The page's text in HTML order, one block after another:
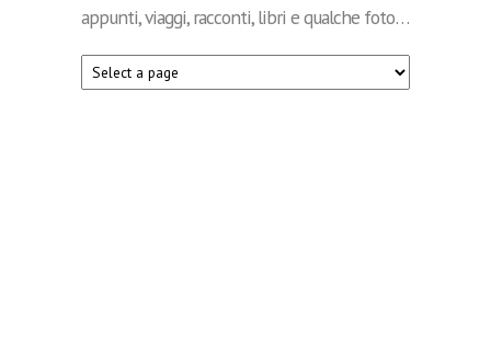
appunti, viaggi, racconti, libri e qualche foto…